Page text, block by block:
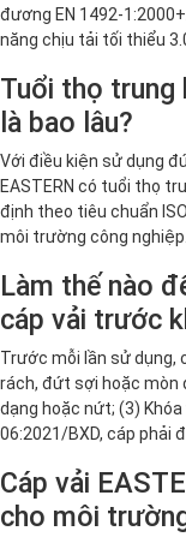
đương EN 1492-
năng chịu tải tối thiểu
Tuổi thọ trung
là bao lâu?
Với điều kiện sử dụng
EASTERN có tuổi thọ
định theo tiêu chuẩn
môi trường công nghiệp.
Làm thế nào
cáp vải trước
Trước mỗi lần sử dụng,
rách, đứt sợi hoặc mòn
dạng hoặc nứt; (3) Khóa
06:2021/BXD, cáp phải
Cáp vải
cho môi